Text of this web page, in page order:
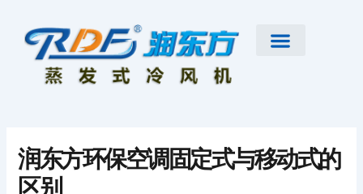
润东方环保空调固定式与移动式的
区别